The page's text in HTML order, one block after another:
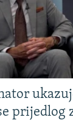
prijedlog